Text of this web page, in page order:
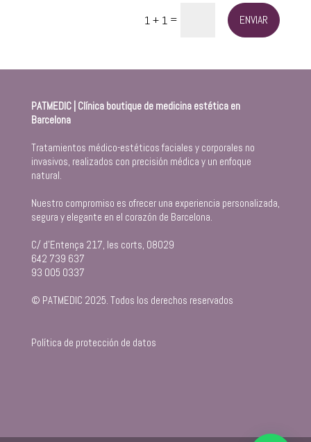
1 + 1 = ENVIAR
PATMEDIC | Clínica boutique de medicina estética en
Barcelona
Tratamientos médico-estéticos faciales y corporales no
invasivos, realizados con precisión médica y un enfoque
natural.
Nuestro compromiso es ofrecer una experiencia personalizada,
segura y elegante en el corazón de Barcelona.
C/ d’Entença 217, les corts, 08029
642 739 637
93 005 0337
© PATMEDIC 2025. Todos los derechos reservados
Política de protección de datos